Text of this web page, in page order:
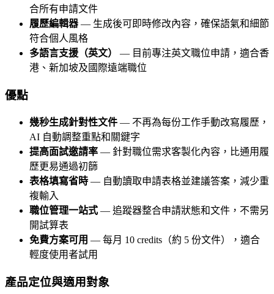
合所有申請文件
履歷編輯器 — 生成後可即時修改內容，確保語氣和細節
符合個人風格
多語言支援（英文）
— 目前專注英文職位申請，適合香
港、新加坡及國際遠端職位
優點
幾秒生成針對性文件 — 不再為每份工作手動改寫履歷，
AI 自動調整重點和關鍵字
提高面試邀請率 — 針對職位需求客製化內容，比通用履
歷更易通過初篩
表格填寫省時 — 自動讀取申請表格並建議答案，減少重
複輸入
職位管理一站式 — 追蹤器整合申請狀態和文件，不需另
開試算表
免費方案可用 — 每月 10 credits（約 5 份文件），適合
輕度使用者試用
產品定位與適用對象